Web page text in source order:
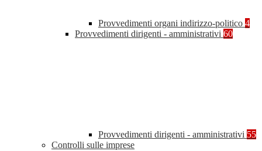
Provvedimenti organi indirizzo-politico 4
Provvedimenti dirigenti - amministrativi 60
Provvedimenti dirigenti - amministrativi 55
Controlli sulle imprese